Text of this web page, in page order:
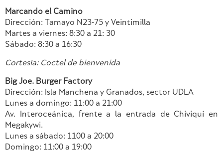
Marcando el Camino
Dirección: Tamayo N23-75 y Veintimilla
Martes a viernes: 8:30 a 21: 30
Sábado: 8:30 a 16:30
Cortesía: Coctel de bienvenida
Big Joe. Burger Factory
Dirección: Isla Manchena y Granados, sector UDLA
Lunes a domingo: 11:00 a 21:00
Av. Interoceánica, frente a la entrada de Chiviquí en
Megakywi.
Lunes a sábado: 1100 a 20:00
Domingo: 11:00 a 19:00